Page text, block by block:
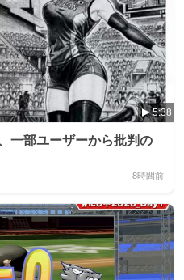
5:38
一部ユーザーから批判の
8時間前